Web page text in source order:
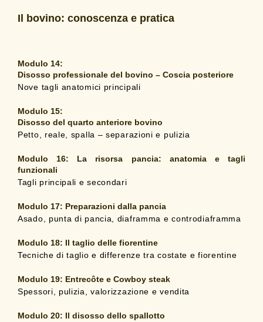
Il bovino: conoscenza e pratica
Modulo 14:
Disosso professionale del bovino – Coscia posteriore
Nove tagli anatomici principali
Modulo 15:
Disosso del quarto anteriore bovino
Petto, reale, spalla – separazioni e pulizia
Modulo 16: La risorsa pancia: anatomia e tagli
funzionali
Tagli principali e secondari
Modulo 17: Preparazioni dalla pancia
Asado, punta di pancia, diaframma e controdiaframma
Modulo 18: Il taglio delle fiorentine
Tecniche di taglio e differenze tra costate e fiorentine
Modulo 19: Entrecôte e Cowboy steak
Spessori, pulizia, valorizzazione e vendita
Modulo 20: Il disosso dello spallotto